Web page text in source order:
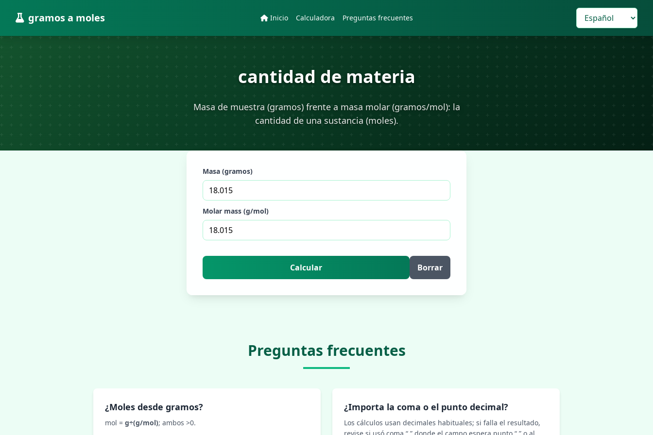
gramos a moles Inicio Calculadora Preguntas frecuentes
cantidad de materia
Masa de muestra (gramos) frente a masa molar (gramos/mol): la
cantidad de una sustancia (moles).
Masa (gramos)
Molar mass (g/mol)
Calcular Borrar
Preguntas frecuentes
¿Moles desde gramos?
mol = g÷(g/mol); ambos >0.
¿Importa la coma o el punto decimal?
Los cálculos usan decimales habituales; si falla el resultado,